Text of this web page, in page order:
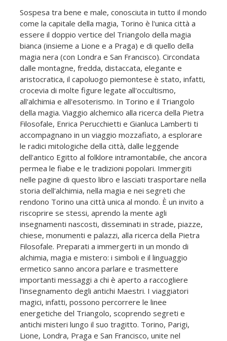
Sospesa tra bene e male, conosciuta in tutto il mondo
come la capitale della magia, Torino è l'unica città a
essere il doppio vertice del Triangolo della magia
bianca (insieme a Lione e a Praga) e di quello della
magia nera (con Londra e San Francisco). Circondata
dalle montagne, fredda, distaccata, elegante e
aristocratica, il capoluogo piemontese è stato, infatti,
crocevia di molte figure legate all'occultismo,
all'alchimia e all'esoterismo. In Torino e il Triangolo
della magia. Viaggio alchemico alla ricerca della Pietra
Filosofale, Enrica Perucchietti e Gianluca Lamberti ti
accompagnano in un viaggio mozzafiato, a esplorare
le radici mitologiche della città, dalle leggende
dell'antico Egitto al folklore intramontabile, che ancora
permea le fiabe e le tradizioni popolari. Immergiti
nelle pagine di questo libro e lasciati trasportare nella
storia dell'alchimia, nella magia e nei segreti che
rendono Torino una città unica al mondo. È un invito a
riscoprire se stessi, aprendo la mente agli
insegnamenti nascosti, disseminati in strade, piazze,
chiese, monumenti e palazzi, alla ricerca della Pietra
Filosofale. Preparati a immergerti in un mondo di
alchimia, magia e mistero: i simboli e il linguaggio
ermetico sanno ancora parlare e trasmettere
importanti messaggi a chi è aperto a raccogliere
l'insegnamento degli antichi Maestri. I viaggiatori
magici, infatti, possono percorrere le linee
energetiche del Triangolo, scoprendo segreti e
antichi misteri lungo il suo tragitto. Torino, Parigi,
Lione, Londra, Praga e San Francisco, unite nel